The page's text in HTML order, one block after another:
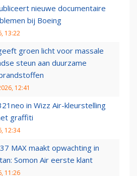
nieuwe documentaire
bij Boeing
13:22
groen licht voor massale
steun aan duurzame
12:41
in Wizz Air-kleurstelling
graffiti
12:34
MAX maakt opwachting in
Somon Air eerste klant
11:26